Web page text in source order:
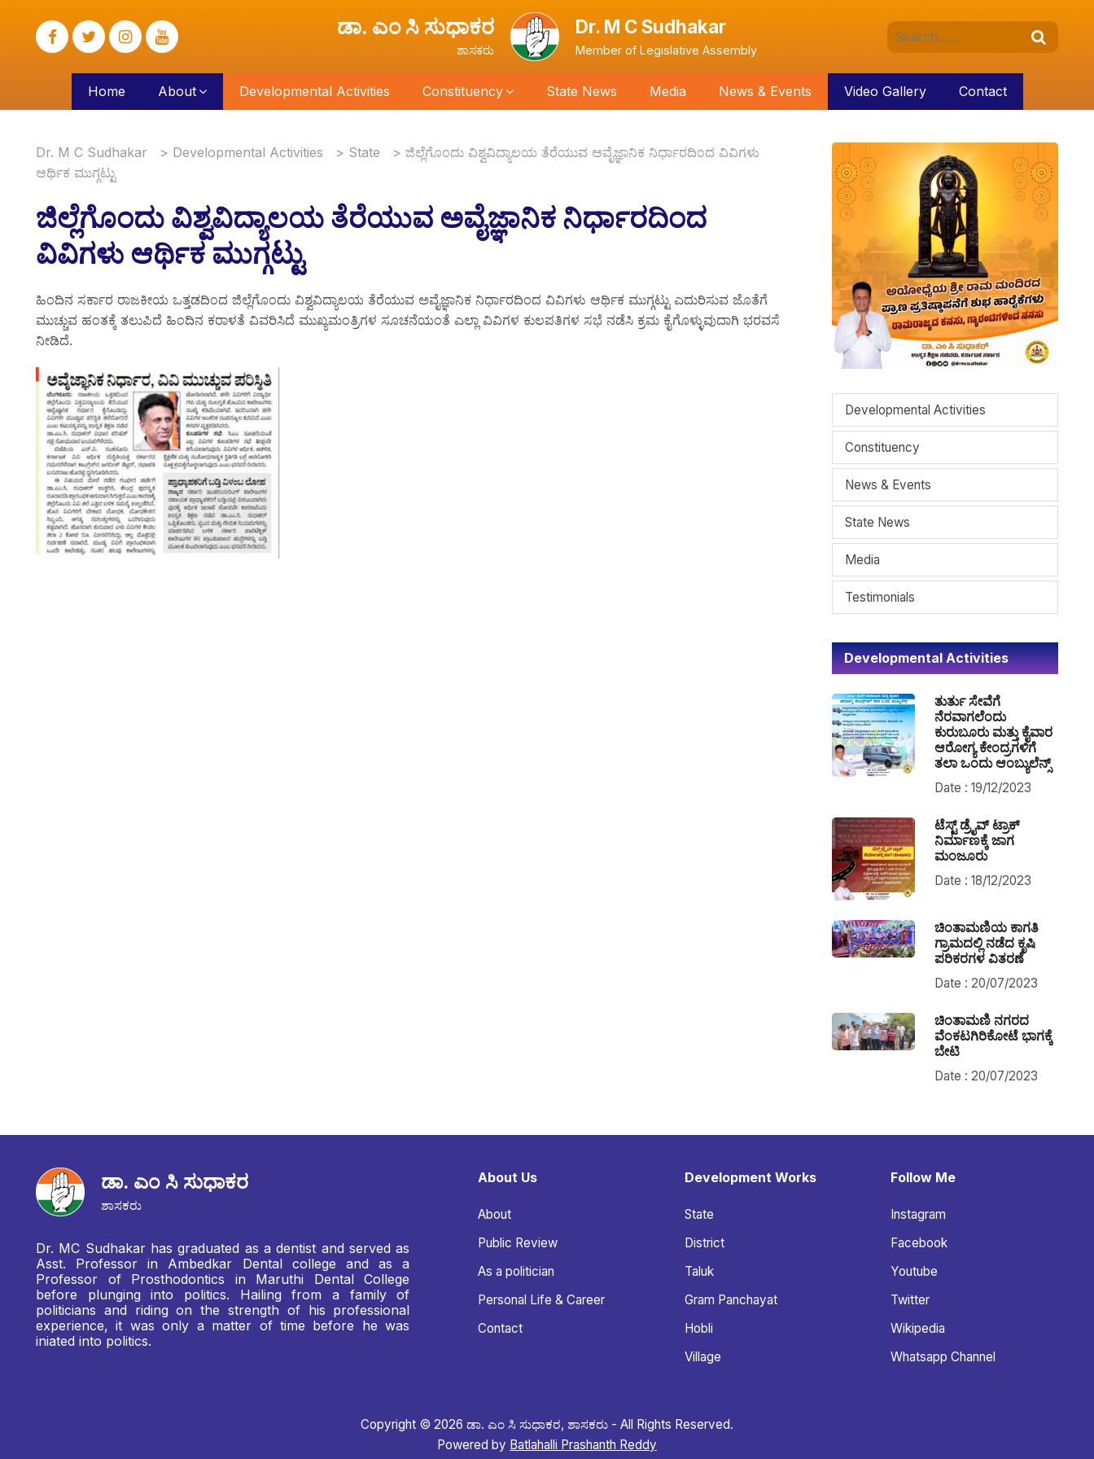
ಡಾ. ಎಂ ಸಿ ಸುಧಾಕರ
ಶಾಸಕರು
Dr. M C Sudhakar
Member of Legislative Assembly
Home About Developmental Activities Constituency State News Media News & Events Video Gallery Contact
Dr. M C Sudhakar > Developmental Activities > State > ಜಿಲ್ಲೆಗೊಂದು ವಿಶ್ವವಿದ್ಯಾಲಯ ತೆರೆಯುವ ಅವೈಜ್ಞಾನಿಕ ನಿರ್ಧಾರದಿಂದ ವಿವಿಗಳು
ಆರ್ಥಿಕ ಮುಗ್ಗಟ್ಟು
ಜಿಲ್ಲೆಗೊಂದು ವಿಶ್ವವಿದ್ಯಾಲಯ ತೆರೆಯುವ ಅವೈಜ್ಞಾನಿಕ ನಿರ್ಧಾರದಿಂದ
ವಿವಿಗಳು ಆರ್ಥಿಕ ಮುಗ್ಗಟ್ಟು
ಹಿಂದಿನ ಸರ್ಕಾರ ರಾಜಕೀಯ ಒತ್ತಡದಿಂದ ಜಿಲ್ಲೆಗೊಂದು ವಿಶ್ವವಿದ್ಯಾಲಯ ತೆರೆಯುವ ಅವೈಜ್ಞಾನಿಕ ನಿರ್ಧಾರದಿಂದ ವಿವಿಗಳು ಆರ್ಥಿಕ ಮುಗ್ಗಟ್ಟು ಎದುರಿಸುವ ಜೊತೆಗೆ
ಮುಚ್ಚುವ ಹಂತಕ್ಕೆ ತಲುಪಿದೆ ಹಿಂದಿನ ಕರಾಳತೆ ವಿವರಿಸಿದೆ ಮುಖ್ಯಮಂತ್ರಿಗಳ ಸೂಚನೆಯಂತೆ ಎಲ್ಲಾ ವಿವಿಗಳ ಕುಲಪತಿಗಳ ಸಭೆ ನಡೆಸಿ ಕ್ರಮ ಕೈಗೊಳ್ಳುವುದಾಗಿ ಭರವಸೆ
ನೀಡಿದೆ.
Developmental Activities
Constituency
News & Events
State News
Media
Testimonials
Developmental Activities
ತುರ್ತು ಸೇವೆಗೆ
ನೆರವಾಗಲೆಂದು
ಕುರುಬೂರು ಮತ್ತು ಕೈವಾರ
ಆರೋಗ್ಯ ಕೇಂದ್ರಗಳಿಗೆ
ತಲಾ ಒಂದು ಆಂಬ್ಯುಲೆನ್ಸ್
Date : 19/12/2023
ಟೆಸ್ಟ್ ಡ್ರೈವ್ ಟ್ರಾಕ್
ನಿರ್ಮಾಣಕ್ಕೆ ಜಾಗ
ಮಂಜೂರು
Date : 18/12/2023
ಚಿಂತಾಮಣಿಯ ಕಾಗತಿ
ಗ್ರಾಮದಲ್ಲಿ ನಡೆದ ಕೃಷಿ
ಪರಿಕರಗಳ ವಿತರಣೆ
Date : 20/07/2023
ಚಿಂತಾಮಣಿ ನಗರದ
ವೆಂಕಟಗಿರಿಕೋಟೆ ಭಾಗಕ್ಕೆ
ಬೇಟಿ
Date : 20/07/2023
ಡಾ. ಎಂ ಸಿ ಸುಧಾಕರ
ಶಾಸಕರು
Dr. MC Sudhakar has graduated as a dentist and served as
Asst. Professor in Ambedkar Dental college and as a
Professor of Prosthodontics in Maruthi Dental College
before plunging into politics. Hailing from a family of
politicians and riding on the strength of his professional
experience, it was only a matter of time before he was
iniated into politics.
About Us
About
Public Review
As a politician
Personal Life & Career
Contact
Development Works
State
District
Taluk
Gram Panchayat
Hobli
Village
Follow Me
Instagram
Facebook
Youtube
Twitter
Wikipedia
Whatsapp Channel
Copyright © 2026 ಡಾ. ಎಂ ಸಿ ಸುಧಾಕರ, ಶಾಸಕರು - All Rights Reserved.
Powered by Batlahalli Prashanth Reddy